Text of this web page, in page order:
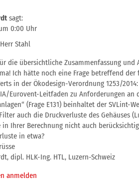
sagt:
0:00 Uhr
Stahl
die übersichtliche Zusammenfassung und
Ich hätte noch eine Frage betreffend
in der Ökodesign-Verordnung 1253/2014:
Eurovent-Leitfaden zu Anforderungen
(Frage E131) beinhaltet der SVLint-
auch die Druckverluste des Gehäuses
in Ihrer Berechnung nicht auch
in etwa?
dipl. HLK-Ing. HTL, Luzern-Schweiz
anmelden